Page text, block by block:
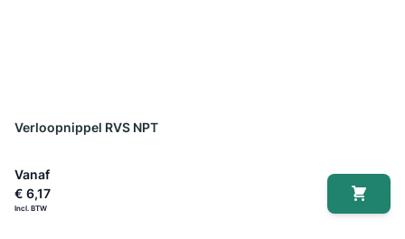
Verloopnippel RVS NPT
Vanaf
€ 6,17